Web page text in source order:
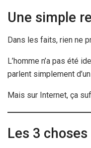
Une simple
Dans les faits, rien ne
L’homme n’a pas été
parlent simplement
Mais sur Internet, ça
Les 3